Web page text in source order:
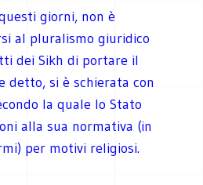
giorni, non è
al pluralismo giuridico
dei Sikh di portare il
detto, si è schierata con
la quale lo Stato
alla sua normativa (in
per motivi religiosi.